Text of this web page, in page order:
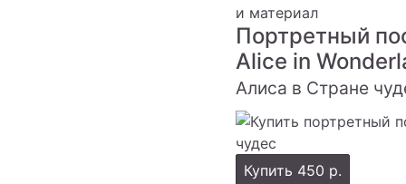
и материал
Портретный
Alice in
Алиса в Стране
Купить 450 р.